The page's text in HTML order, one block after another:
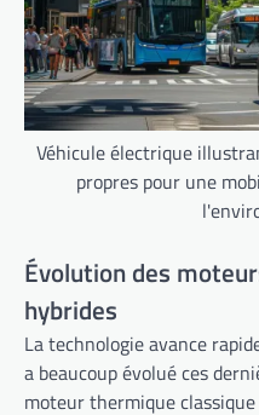
Véhicule électrique
propres pour une
Évolution des
hybrides
La technologie avance
a beaucoup évolué ces
moteur thermique